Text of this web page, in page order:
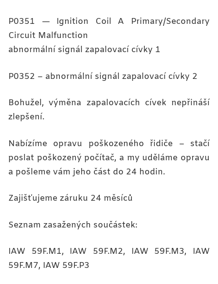
P0351 — Ignition Coil A Primary/Secondary
Circuit Malfunction
abnormální signál zapalovací cívky 1
P0352 – abnormální signál zapalovací cívky 2
Bohužel, výměna zapalovacích cívek nepřináší
zlepšení.
Nabízíme opravu poškozeného řidiče – stačí
poslat poškozený počítač, a my uděláme opravu
a pošleme vám jeho část do 24 hodin.
Zajišťujeme záruku 24 měsíců
Seznam zasažených součástek:
IAW 59F.M1, IAW 59F.M2, IAW 59F.M3, IAW
59F.M7, IAW 59F.P3